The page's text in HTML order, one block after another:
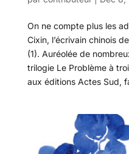
On ne compte plus les
Cixin, l’écrivain chinois
(1). Auréolée de
trilogie Le Problème à
aux éditions Actes Sud,